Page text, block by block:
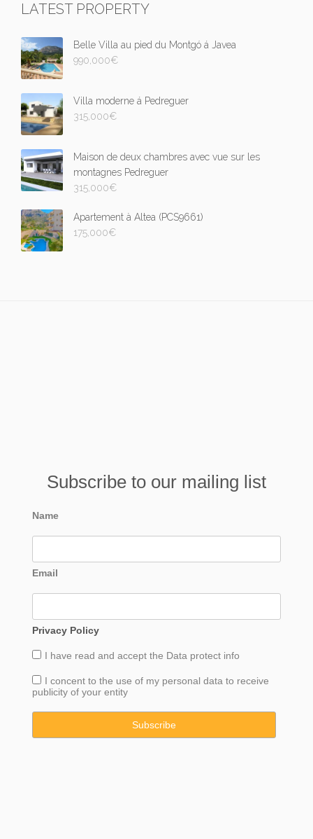
LATEST PROPERTY
Belle Villa au pied du Montgó á Javea
990,000€
Villa moderne á Pedreguer
315,000€
Maison de deux chambres avec vue sur les
montagnes Pedreguer
315,000€
Apartement à Altea (PCS9661)
175,000€
Subscribe to our mailing list
Name
Email
Privacy Policy
I have read and accept the Data protect info
I concent to the use of my personal data to receive
publicity of your entity